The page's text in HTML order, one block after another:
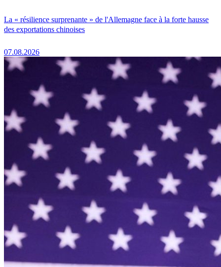
La « résilience surprenante » de l'Allemagne face à la forte hausse
des exportations chinoises
07.08.2026